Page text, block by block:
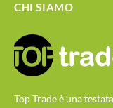
CHI SIAMO
Top Trade è una